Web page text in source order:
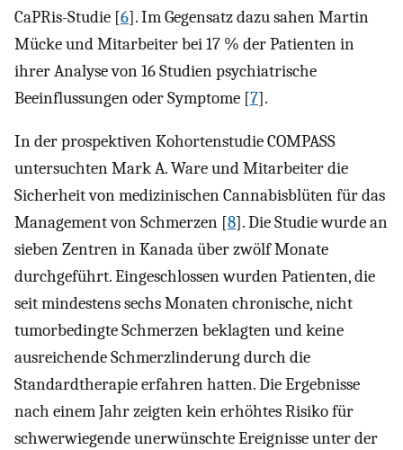
CaPRis-Studie [6]. Im Gegensatz dazu sahen Martin
Mücke und Mitarbeiter bei 17 % der Patienten in
ihrer Analyse von 16 Studien psychiatrische
Beeinflussungen oder Symptome [7].
In der prospektiven Kohortenstudie COMPASS
untersuchten Mark A. Ware und Mitarbeiter die
Sicherheit von medizinischen Cannabisblüten für das
Management von Schmerzen [8]. Die Studie wurde an
sieben Zentren in Kanada über zwölf Monate
durchgeführt. Eingeschlossen wurden Patienten, die
seit mindestens sechs Monaten chronische, nicht
tumorbedingte Schmerzen beklagten und keine
ausreichende Schmerzlinderung durch die
Standardtherapie erfahren hatten. Die Ergebnisse
nach einem Jahr zeigten kein erhöhtes Risiko für
schwerwiegende unerwünschte Ereignisse unter der